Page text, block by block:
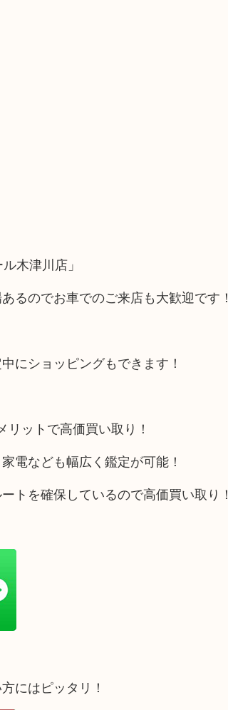
木津川店」
るのでお車でのご来店も大歓迎です！
にショッピングもできます！
ットで高価買い取り！
電なども幅広く鑑定が可能！
トを確保しているので高価買い取り！
にはピッタリ！